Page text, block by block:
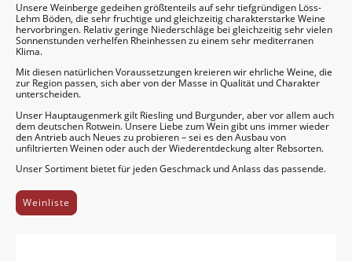
Unsere Wein­berge gedeihen größten­teils auf sehr tief­gründigen Löss-
Lehm Böden, die sehr fruchtige und gleich­zeitig charakter­starke Weine
hervor­bringen. Relativ geringe Nieder­schläge bei gleich­zeitig sehr vielen
Sonnen­stunden verhelfen Rhein­hessen zu einem sehr mediter­ranen
Klima.
Mit diesen natür­lichen Voraus­setzungen kreieren wir ehrliche Weine, die
zur Region passen, sich aber von der Masse in Qualität und Charakter
unter­scheiden.
Unser Haupt­augen­merk gilt Riesling und Burgunder, aber vor allem auch
dem deutschen Rotwein. Unsere Liebe zum Wein gibt uns immer wieder
den Antrieb auch Neues zu probieren – sei es den Ausbau von
unfil­trierten Weinen oder auch der Wieder­entdeckung alter Reb­sorten.
Unser Sorti­ment bietet für jeden Geschmack und Anlass das passende.
Weinliste